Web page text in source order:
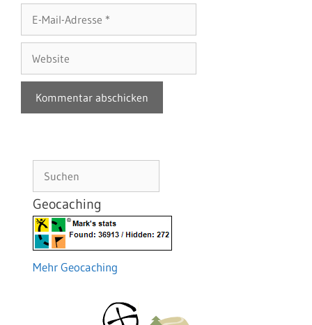
Mail-
Adresse
Geocaching
Mehr Geocaching